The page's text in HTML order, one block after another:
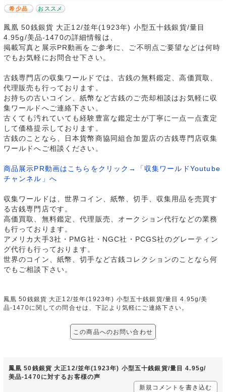
希少品 おススメ
鳳凰 50銭銀貨 大正12/並年(1923年) 小型五十銭銀貨/量目
4.95g/美品-1470の詳細情報は、
掲載写真と展示PR動画をご参考に、ご不明点ご要望などは何時
でもお気軽にお問合せ下さい。
古銭専門店の収集ワールドでは、古銭の無料鑑定、高価買取、
代理販売も行っております。
お持ちの古いコイン、紙幣など古銭のご売却相談はお気軽に収
集ワールドへご連絡下さい。
古くても汚れていても経験豊富な鑑定士が丁寧に一点一点査定
して価格提示しております。
古銭のことなら、日本貨幣商協同組合加盟店の古銭専門店収集
ワールドへご相談ください。
商品展示PR動画はこちらをクリック→「収集ワールドYoutube
チャンネル」へ
収集ワールドは、世界コイン、紙幣、切手、収集用品を売買す
る古銭専門店です。
高価買取、無料鑑定、代理販売、オークション代行などの業務
も行っております。
アメリカ大手3社・PMG社・NGC社・PCGS社のグレーティン
グ代行も行っております。
世界のコイン、紙幣、切手など古銭コレクションのことなら何
でもご相談下さい。
鳳凰 50銭銀貨 大正12/並年(1923年) 小型五十銭銀貨/量目 4.95g/美
品-1470に関しての問合せは、下記より気軽にご連絡下さい。
この商品へのお問い合わせ
鳳凰 50銭銀貨 大正12/並年(1923年) 小型五十銭銀貨/量目 4.95g/
美品-1470に対するお客様の声
新規コメントを書き込む